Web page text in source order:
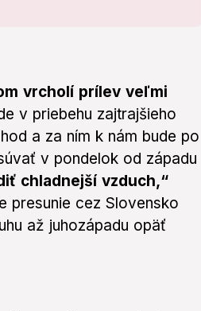
vrcholí prílev veľmi
v priebehu zajtrajšieho
a za ním k nám bude po
v pondelok od západu
chladnejší vzduch,“
presunie cez Slovensko
až juhozápadu opäť